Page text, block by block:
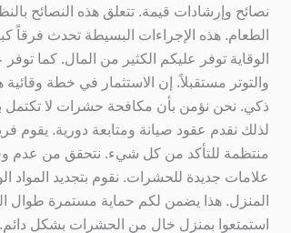
نصائح وإرشادات قيمة. تتعلق هذه النصائح
الطعام. هذه الإجراءات البسيطة تحدث فرقاً
الوقاية توفر عليكم الكثير من المال. كما توفر
والتوتر مستقبلاً. إن الاستثمار في خطة وقائية
ذكي. نحن نؤمن بأن مكافحة حشرات لا تكتمل
لذلك نقدم عقود صيانة ومتابعة دورية. يقوم
منتظمة للتأكد من كل شيء. نتحقق من عدم
علامات جديدة للحشرات. نقوم بتجديد المواد
المنزل. هذا يضمن لكم حماية مستمرة طوال
استمتعوا بمنزل خالٍ من الحشرات بشكل دائم.